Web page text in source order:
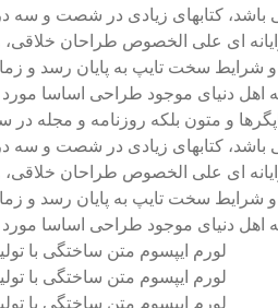
می باشد، کتابهای زیادی در شصت و
ای علی الخصوص طراحان خلاقی،
و شرایط سخت تایپ به پایان رسد و
و متون بلکه روزنامه و مجله
می باشد، کتابهای زیادی در شصت و
ای علی الخصوص طراحان خلاقی،
و شرایط سخت تایپ به پایان رسد و
لورم ایپسوم متن ساختگی با
لورم ایپسوم متن ساختگی با
لورم ایپسوم متن ساختگی با